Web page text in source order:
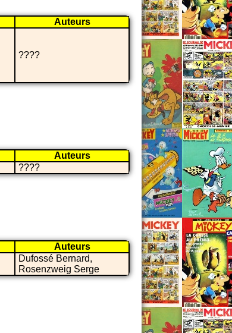
Auteurs
????
Auteurs
????
Auteurs
Dufossé Bernard,
Rosenzweig Serge